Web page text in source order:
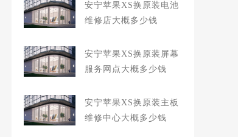
安宁苹果XS换原装电池
维修店大概多少钱
安宁苹果XS换原装屏幕
服务网点大概多少钱
安宁苹果XS换原装主板
维修中心大概多少钱